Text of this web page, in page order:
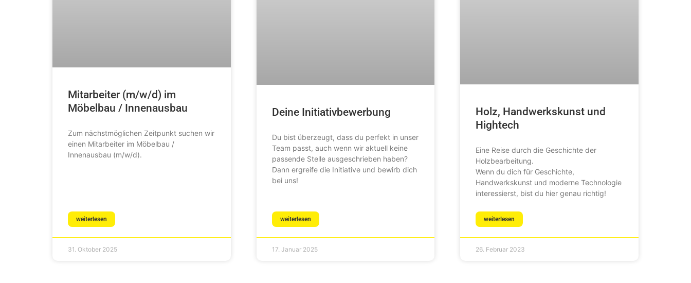
Mitarbeiter (m/w/d) im
Möbelbau / Innenausbau
Zum nächstmöglichen Zeitpunkt suchen wir
einen Mitarbeiter im Möbelbau /
Innenausbau (m/w/d).
weiterlesen
31. Oktober 2025
Deine Initiativbewerbung
Du bist überzeugt, dass du perfekt in unser
Team passt, auch wenn wir aktuell keine
passende Stelle ausgeschrieben haben?
Dann ergreife die Initiative und bewirb dich
bei uns!
weiterlesen
17. Januar 2025
Holz, Handwerkskunst und
Hightech
Eine Reise durch die Geschichte der
Holzbearbeitung.
Wenn du dich für Geschichte,
Handwerkskunst und moderne Technologie
interessierst, bist du hier genau richtig!
weiterlesen
26. Februar 2023